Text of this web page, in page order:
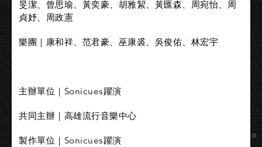
旻潔、曾思瑜、黃奕豪、胡雅絜、黃匯森、周宛怡、周
貞妤、周政憲
樂團｜康和祥、范君豪、巫康裘、吳俊佑、林宏宇
主辦單位｜Sonicues躍演
共同主辦｜高雄流行音樂中心
製作單位｜Sonicues躍演